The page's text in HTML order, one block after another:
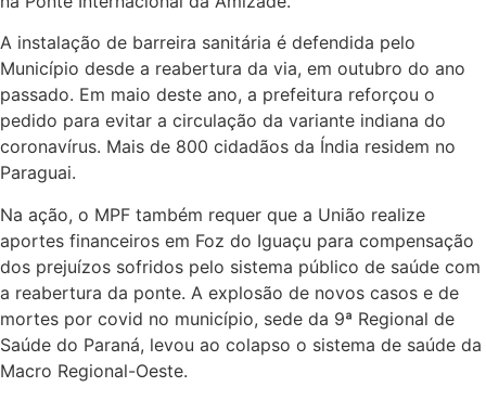
A instalação de barreira sanitária é defendida pelo
Município desde a reabertura da via, em outubro do ano
passado. Em maio deste ano, a prefeitura reforçou o
pedido para evitar a circulação da variante indiana do
coronavírus. Mais de 800 cidadãos da Índia residem no
Paraguai.
Na ação, o MPF também requer que a União realize
aportes financeiros em Foz do Iguaçu para compensação
dos prejuízos sofridos pelo sistema público de saúde com
a reabertura da ponte. A explosão de novos casos e de
mortes por covid no município, sede da 9ª Regional de
Saúde do Paraná, levou ao colapso o sistema de saúde da
Macro Regional-Oeste.